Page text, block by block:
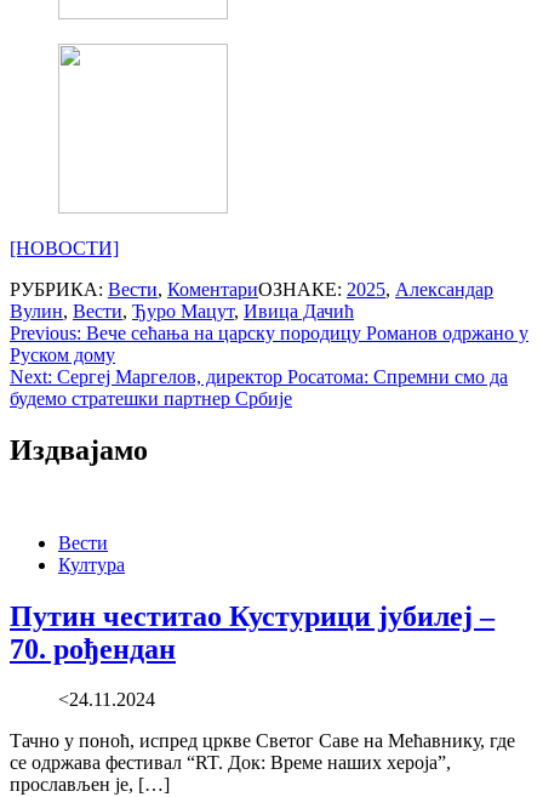
[НОВОСТИ]
РУБРИКА: Вести, КоментариОЗНАКЕ: 2025, Александар
Вулин, Вести, Ђуро Мацут, Ивица Дачић
Post
navigation
Previous: Вече сећања на царску породицу Романов одржано у
Руском дому
Next: Сергеј Маргелов, директор Росатома: Спремни смо да
будемо стратешки партнер Србије
Издвајамо
Вести
Култура
Путин честитао Кустурици јубилеј –
70. рођендан
<24.11.2024
Тачно у поноћ, испред цркве Светог Саве на Мећавнику, где
се одржава фестивал “RT. Док: Време наших хероја”,
прослављен је, […]